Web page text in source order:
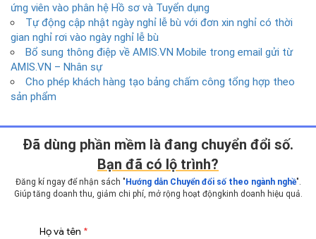
ứng viên vào phân hệ Hồ sơ và Tuyển dụng
Tự động cập nhật ngày nghỉ lễ bù với đơn xin nghỉ có thời
gian nghỉ rơi vào ngày nghỉ lễ bù
Bổ sung thông điệp về AMIS.VN Mobile trong email gửi từ
AMIS.VN – Nhân sự
Cho phép khách hàng tạo bảng chấm công tổng hợp theo
sản phẩm
Ðã dùng phần mềm là đang chuyển đổi số.
Bạn đã có lộ trình?
Đăng kí ngay để nhận sách " Hướng dẫn Chuyển đổi số theo ngành nghề".
Giúp tăng doanh thu, giảm chi phí, mở rộng hoạt động kinh doanh hiệu quả.
Họ và tên *